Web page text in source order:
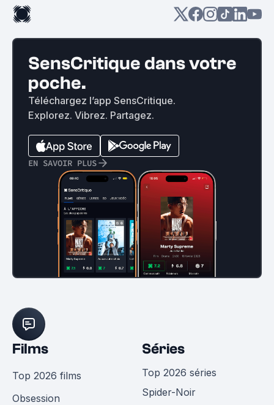
SensCritique dans votre
poche.
Téléchargez l’app SensCritique.
Explorez. Vibrez. Partagez.
EN SAVOIR PLUS
Films
Top 2026 films
Obsession
Séries
Top 2026 séries
Spider-Noir